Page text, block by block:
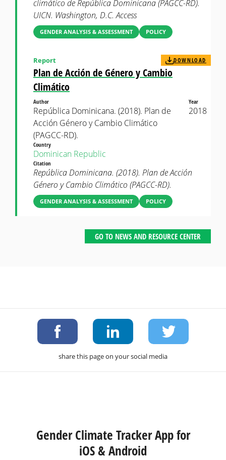
climático de República Dominicana (PAGCC-RD).
UICN. Washington, D.C. Access
GENDER ANALYSIS & ASSESSMENT POLICY
Plan de Acción de Género y Cambio
Climático
Report DOWNLOAD
Author
República Dominicana. (2018). Plan de
Acción Género y Cambio Climático
(PAGCC-RD).
Year
2018
Country
Dominican Republic
Citation
República Dominicana. (2018). Plan de Acción
Género y Cambio Climático (PAGCC-RD).
GENDER ANALYSIS & ASSESSMENT POLICY
GO TO NEWS AND RESOURCE CENTER
share this page on your social media
Gender Climate Tracker App for
iOS & Android